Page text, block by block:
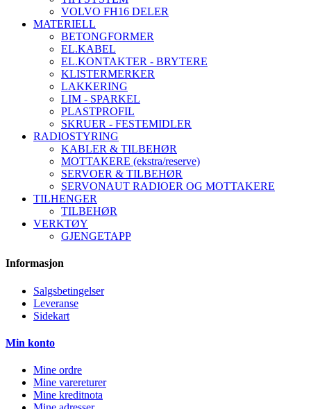
VOLVO FH16 DELER
MATERIELL
BETONGFORMER
EL.KABEL
EL.KONTAKTER - BRYTERE
KLISTERMERKER
LAKKERING
LIM - SPARKEL
PLASTPROFIL
SKRUER - FESTEMIDLER
RADIOSTYRING
KABLER & TILBEHØR
MOTTAKERE (ekstra/reserve)
SERVOER & TILBEHØR
SERVONAUT RADIOER OG MOTTAKERE
TILHENGER
TILBEHØR
VERKTØY
GJENGETAPP
Informasjon
Salgsbetingelser
Leveranse
Sidekart
Min konto
Mine ordre
Mine varereturer
Mine kreditnota